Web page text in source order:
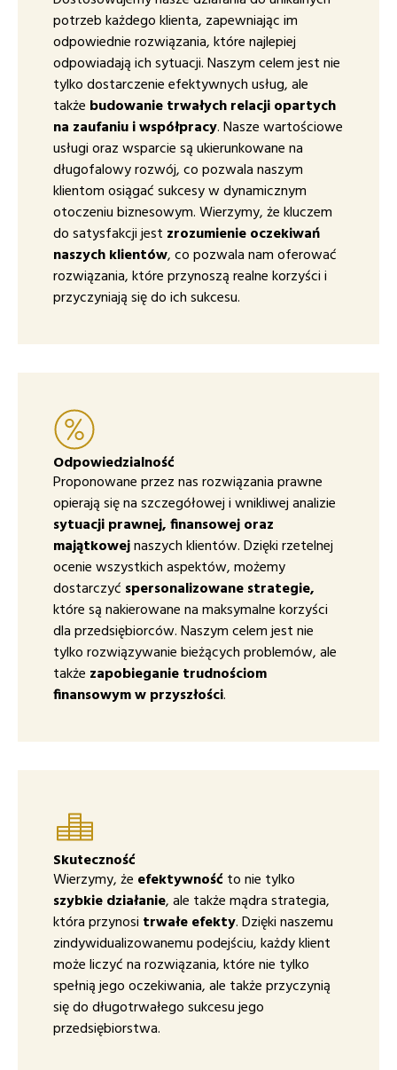
potrzeb każdego klienta, zapewniając im
odpowiednie rozwiązania, które najlepiej
odpowiadają ich sytuacji. Naszym celem jest nie
tylko dostarczenie efektywnych usług, ale
także budowanie trwałych relacji opartych
na zaufaniu i współpracy. Nasze wartościowe
usługi oraz wsparcie są ukierunkowane na
długofalowy rozwój, co pozwala naszym
klientom osiągać sukcesy w dynamicznym
otoczeniu biznesowym. Wierzymy, że kluczem
do satysfakcji jest zrozumienie oczekiwań
naszych klientów, co pozwala nam oferować
rozwiązania, które przynoszą realne korzyści i
przyczyniają się do ich sukcesu.
Odpowiedzialność
Proponowane przez nas rozwiązania prawne
opierają się na szczegółowej i wnikliwej analizie
sytuacji prawnej, finansowej oraz
majątkowejnaszych klientów. Dzięki rzetelnej
ocenie wszystkich aspektów, możemy
dostarczyć spersonalizowane strategie,
które są nakierowane na maksymalne korzyści
dla przedsiębiorców. Naszym celem jest nie
tylko rozwiązywanie bieżących problemów, ale
także zapobieganie trudnościom
finansowym w przyszłości.
Skuteczność
Wierzymy, że efektywnośćto nie tylko
szybkie działanie, ale także mądra strategia,
która przynosi trwałe efekty. Dzięki naszemu
zindywidualizowanemu podejściu, każdy klient
może liczyć na rozwiązania, które nie tylko
spełnią jego oczekiwania, ale także przyczynią
się do długotrwałego sukcesu jego
przedsiębiorstwa.